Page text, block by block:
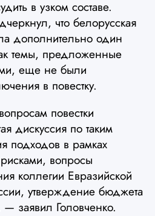
в узком составе.
что белорусская
дополнительно один
темы, предложенные
еще не были
в повестку.
повестки
дискуссия по таким
подходов в рамках
вопросы
коллегии Евразийской
утверждение бюджета
заявил Головченко.